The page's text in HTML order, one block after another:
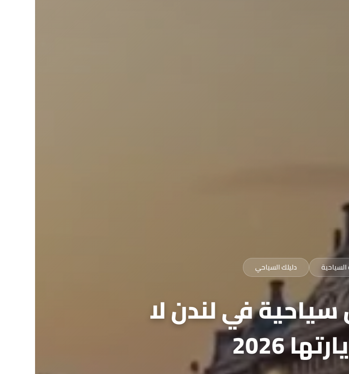
دليلك السياحي
سياحية في لندن لا
2026